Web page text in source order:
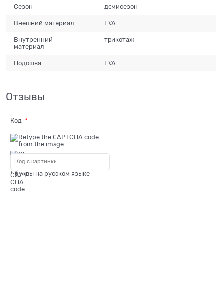
Сезон демисезон
Внешний материал EVA
Внутренний
материал
трикотаж
Подошва EVA
Отзывы
Код
* буквы на русском языке